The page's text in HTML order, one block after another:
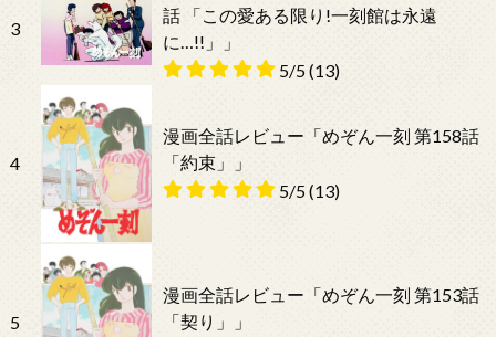
3
話 「この愛ある限り!一刻館は永遠
に…!!」」
5/5(13)
4
漫画全話レビュー「めぞん一刻 第158話
「約束」」
5/5(13)
5
漫画全話レビュー「めぞん一刻 第153話
「契り」」